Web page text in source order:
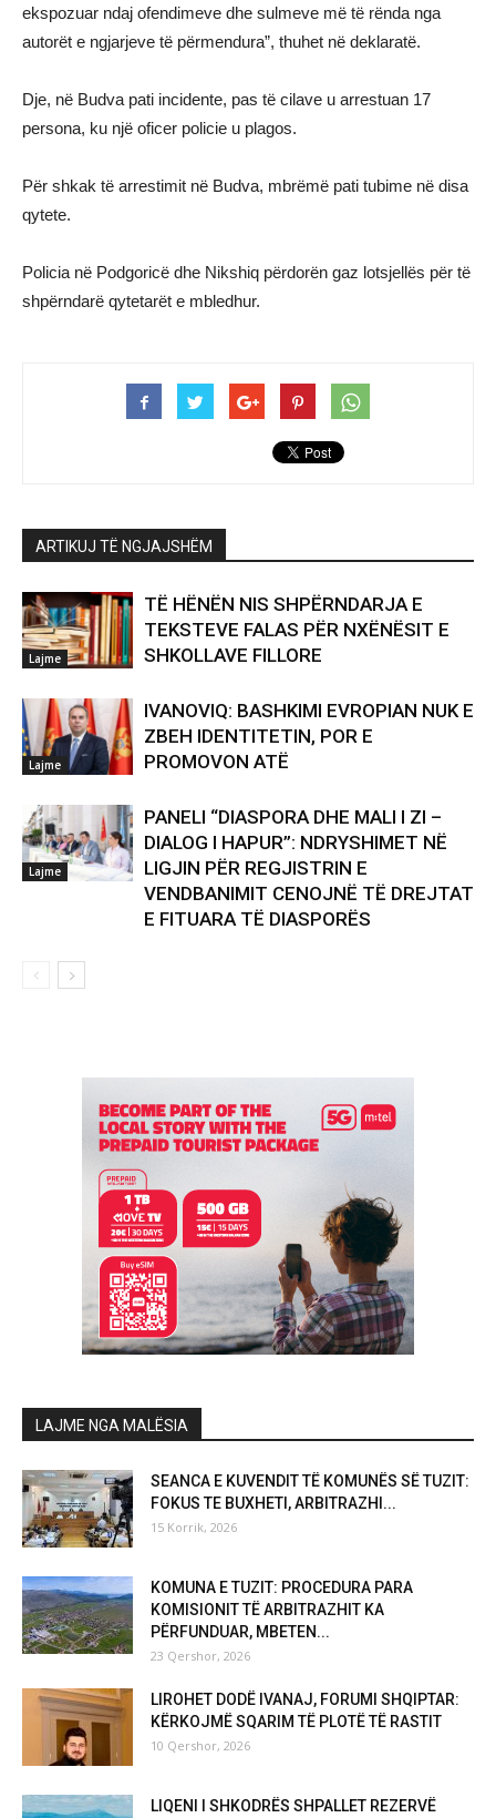
ekspozuar ndaj ofendimeve dhe sulmeve më të rënda nga
autorët e ngjarjeve të përmendura”, thuhet në deklaratë.
Dje, në Budva pati incidente, pas të cilave u arrestuan 17
persona, ku një oficer policie u plagos.
Për shkak të arrestimit në Budva, mbrëmë pati tubime në disa
qytete.
Policia në Podgoricë dhe Nikshiq përdorën gaz lotsjellës për të
shpërndarë qytetarët e mbledhur.
ARTIKUJ TË NGJAJSHËM
Lajme
TË HËNËN NIS SHPËRNDARJA E
TEKSTEVE FALAS PËR NXËNËSIT E
SHKOLLAVE FILLORE
Lajme
IVANOVIQ: BASHKIMI EVROPIAN NUK E
ZBEH IDENTITETIN, POR E
PROMOVON ATË
Lajme
PANELI “DIASPORA DHE MALI I ZI –
DIALOG I HAPUR”: NDRYSHIMET NË
LIGJIN PËR REGJISTRIN E
VENDBANIMIT CENOJNË TË DREJTAT
E FITUARA TË DIASPORËS
LAJME NGA MALËSIA
SEANCA E KUVENDIT TË KOMUNËS SË TUZIT:
FOKUS TE BUXHETI, ARBITRAZHI...
15 Korrik, 2026
KOMUNA E TUZIT: PROCEDURA PARA
KOMISIONIT TË ARBITRAZHIT KA
PËRFUNDUAR, MBETEN...
23 Qershor, 2026
LIROHET DODË IVANAJ, FORUMI SHQIPTAR:
KËRKOJMË SQARIM TË PLOTË TË RASTIT
10 Qershor, 2026
LIQENI I SHKODRËS SHPALLET REZERVË